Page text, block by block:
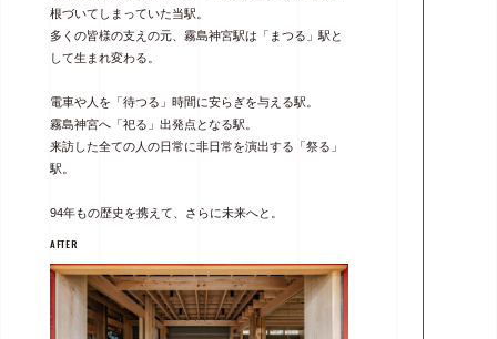
根づいてしまっていた当駅。
多くの皆様の支えの元、霧島神宮駅は「まつる」駅と
して生まれ変わる。
電車や人を「待つる」時間に安らぎを与える駅。
霧島神宮へ「祀る」出発点となる駅。
来訪した全ての人の日常に非日常を演出する「祭る」
駅。
94年もの歴史を携えて、さらに未来へと。
AFTER